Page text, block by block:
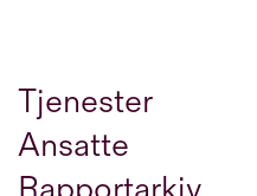
Tjenester
Ansatte